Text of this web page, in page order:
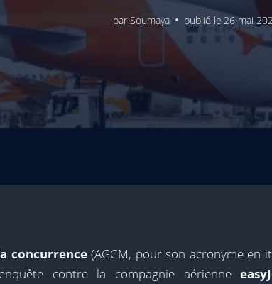
par Soumaya publié le 26 mai
concurrence(AGCM, pour son acronyme en
contre la compagnie aérienne